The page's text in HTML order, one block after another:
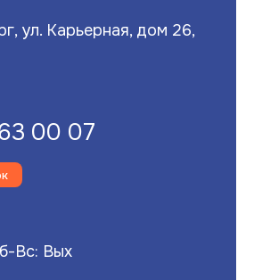
ул. Карьерная, дом 26,
00 07
Вс: Вых